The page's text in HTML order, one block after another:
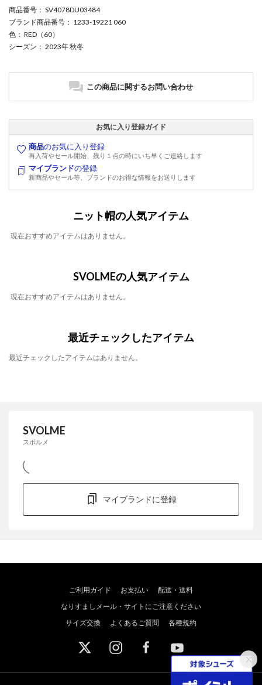
商品番号 ： SV4078DU03484
ブランド商品番号 ： 1233-19221 060
色 ： RED（60）
シーズン ： 2023年 秋冬
この商品に関するお問い合わせ
お気に入り登録ガイド
商品のお気に入り登録
再入荷やセール開始、残り１点の時にいち早くご連絡します
マイブランドの登録
新商品やセール等、ブランドのお得な情報をお送りします
ニット帽の人気アイテム
現在おすすめアイテムはありません。
SVOLMEの人気アイテム
現在おすすめアイテムはありません。
最近チェックしたアイテム
最近チェックしたアイテムはありません。
SVOLME
スボルメ
マイブランドに登録
ご利用ガイド お支払い
配送・送料
なりすましメール・サイトにご注意ください
サイズ交換
よくあるご質問 各種規約